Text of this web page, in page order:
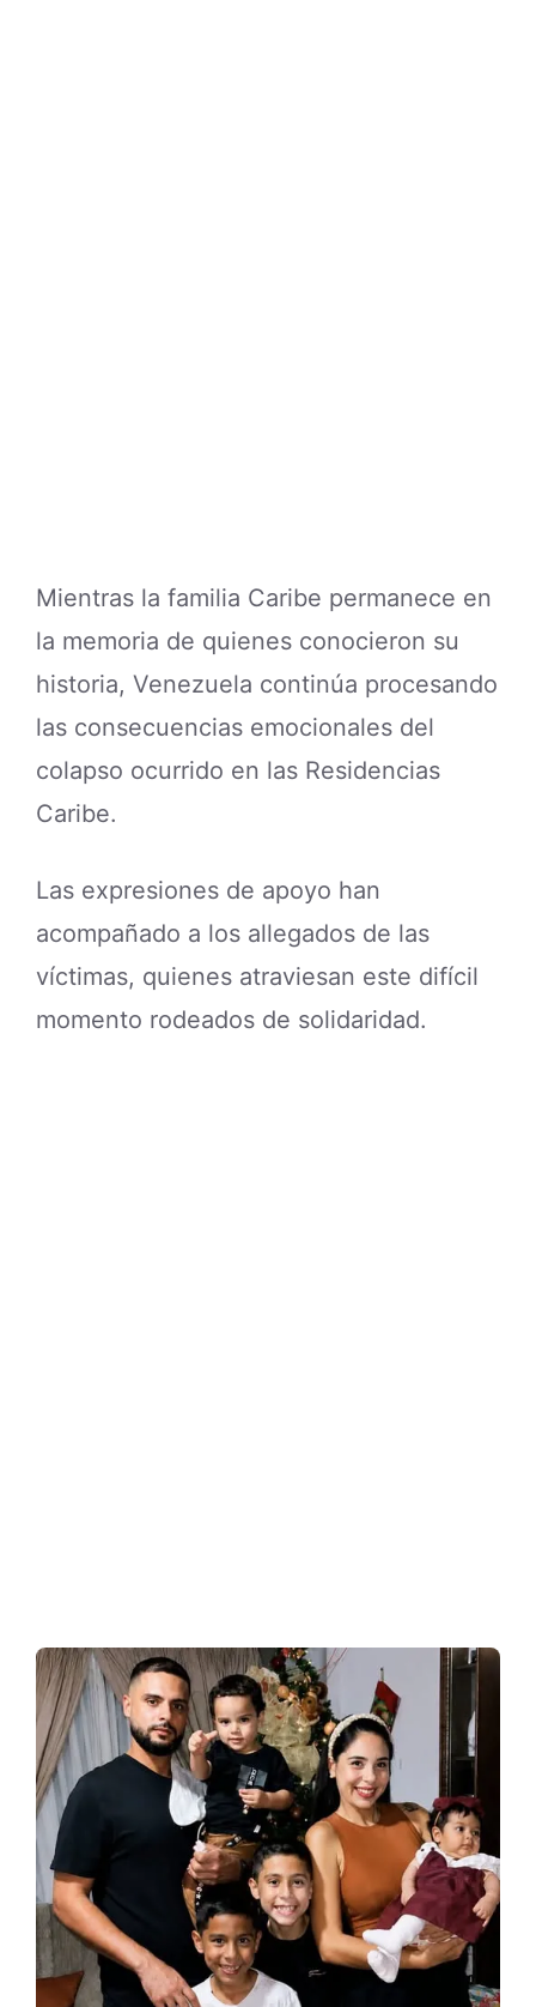
Mientras la familia Caribe permanece en
la memoria de quienes conocieron su
historia, Venezuela continúa procesando
las consecuencias emocionales del
colapso ocurrido en las Residencias
Caribe.
Las expresiones de apoyo han
acompañado a los allegados de las
víctimas, quienes atraviesan este difícil
momento rodeados de solidaridad.